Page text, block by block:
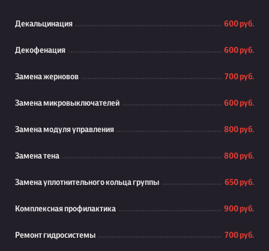
Декальцинация 600 руб.
Декофенация 600 руб.
Замена жерновов 700 руб.
Замена микровыключателей 600 руб.
Замена модуля управления 800 руб.
Замена тена 800 руб.
Замена уплотнительного кольца группы 650 руб.
Комплексная профилактика 900 руб.
Ремонт гидросистемы 700 руб.